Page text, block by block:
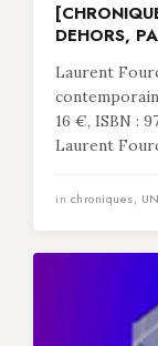
DEHORS,
Laurent
16 €, ISBN :
Laurent
in chroniques,